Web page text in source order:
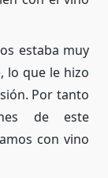
estaba muy
lo que le hizo
Por tanto
de este
con vino